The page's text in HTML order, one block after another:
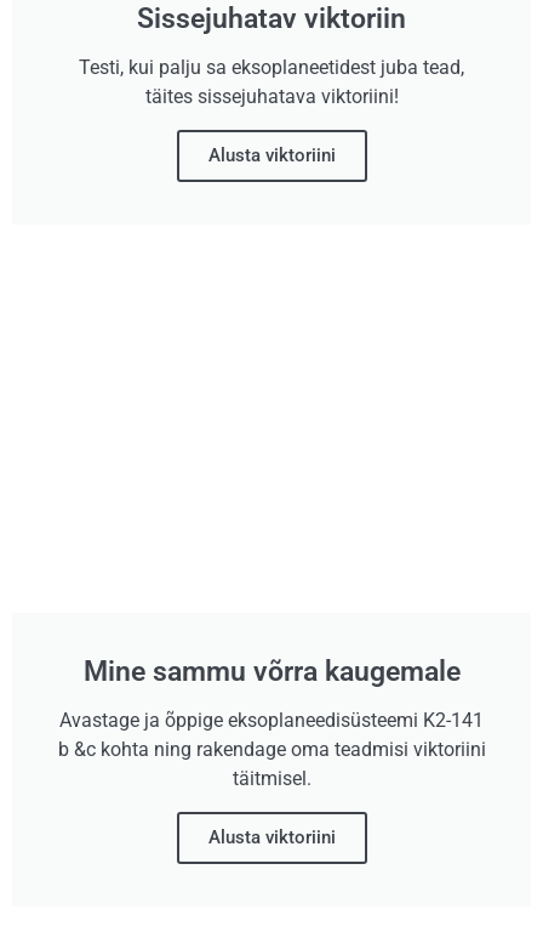
Sissejuhatav viktoriin
Testi, kui palju sa eksoplaneetidest juba tead,
täites sissejuhatava viktoriini!
Alusta viktoriini
Mine sammu võrra kaugemale
Avastage ja õppige eksoplaneedisüsteemi K2-141
b &c kohta ning rakendage oma teadmisi viktoriini
täitmisel.
Alusta viktoriini